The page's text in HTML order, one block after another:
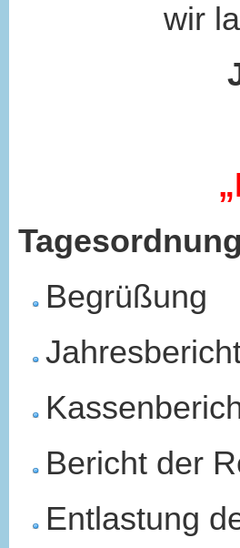
wir laden
am
„live“
Begrüßung
Bericht der
Entlastung